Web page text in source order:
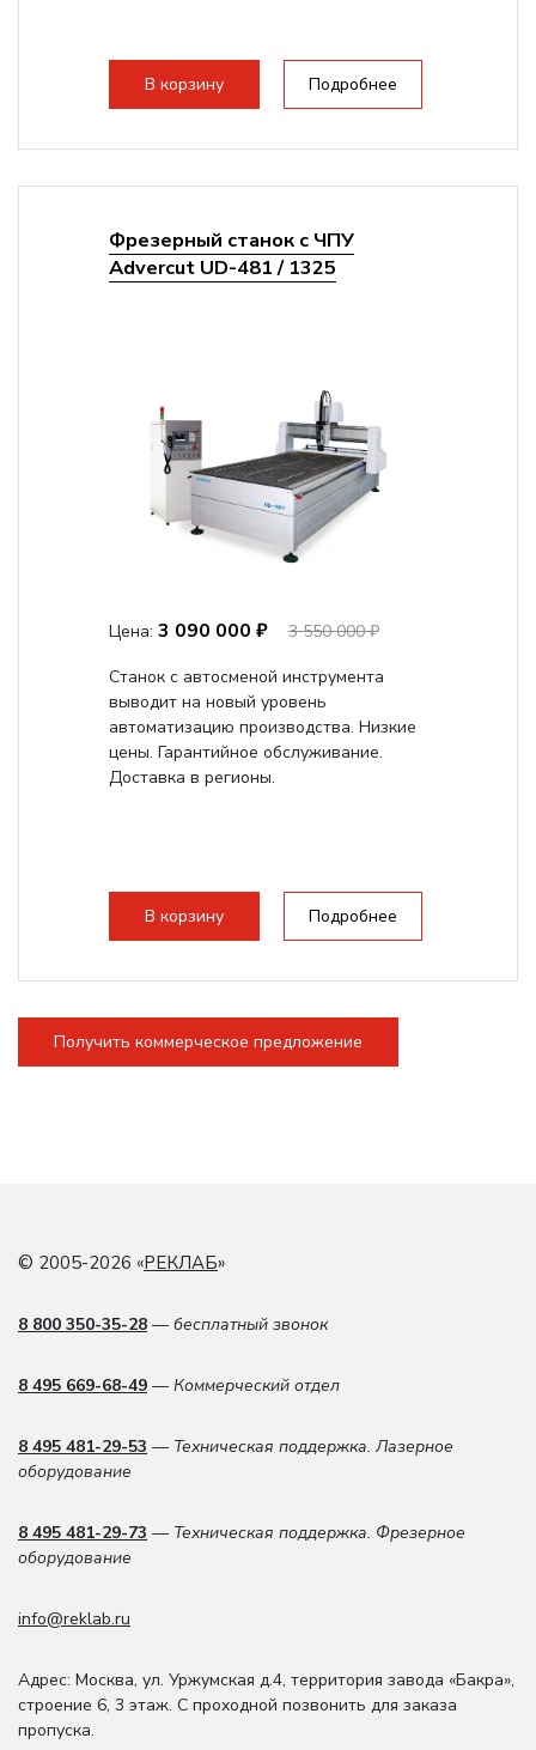
В корзину Подробнее
Фрезерный станок с ЧПУ
Advercut UD-481 / 1325
Цена: 3 090 000 ₽
3 550 000 ₽
Станок с автосменой инструмента
выводит на новый уровень
автоматизацию производства. Низкие
цены. Гарантийное обслуживание.
Доставка в регионы.
В корзину Подробнее
Получить коммерческое предложение
© 2005-2026 «РЕКЛАБ»
8 800 350-35-28 — бесплатный звонок
8 495 669-68-49 — Коммерческий отдел
8 495 481-29-53 — Техническая поддержка. Лазерное
оборудование
8 495 481-29-73 — Техническая поддержка. Фрезерное
оборудование
info@reklab.ru
Адрес: Москва, ул. Уржумская д.4, территория завода «Бакра»,
строение 6, 3 этаж. С проходной позвонить для заказа
пропуска.